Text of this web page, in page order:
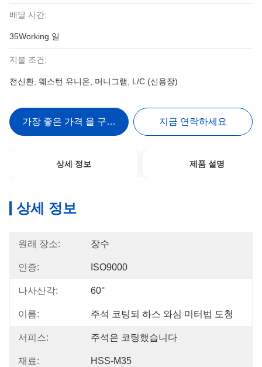
배달 시간:
35Working 일
지불 조건:
전신환, 웨스턴 유니온, 머니그램, L/C (신용장)
가장 좋은 가격 을 구하라 지금 연락하세요
상세 정보 제품 설명
상세 정보
원래 장소: 장수
인증: ISO9000
나사산각: 60°
이름: 주석 코팅되 하스 와심 미터법 도청
서피스: 주석은 코팅했습니다
재료: HSS-M35